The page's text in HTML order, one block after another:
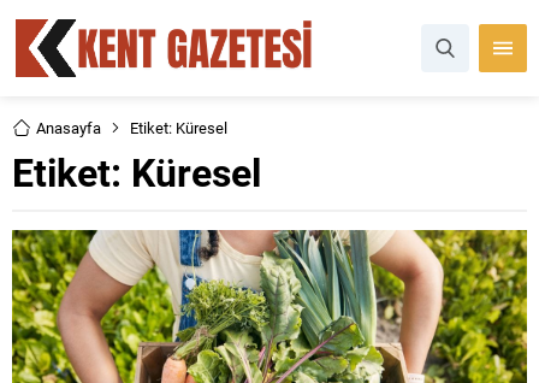
Anasayfa Etiket: Küresel
Etiket: Küresel